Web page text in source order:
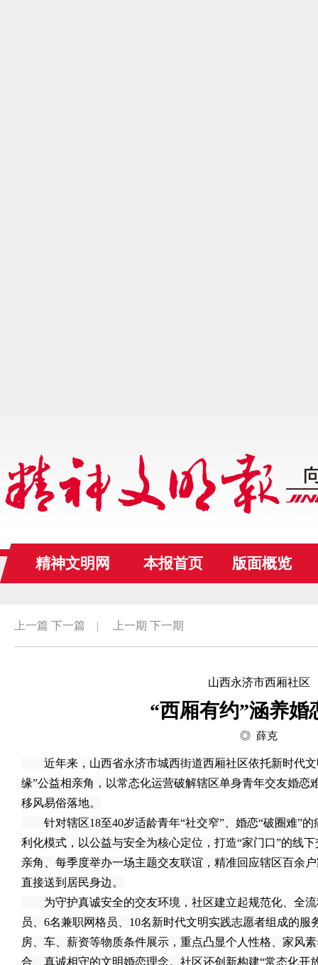
精神文明网 本报首页 版面概览
上一篇 下一篇 | 上一期 下一期
山西永济市西厢社区
“西厢有约”涵养婚
◎ 薛克
近年来，山西省永济市城西街道西厢社区依托新时代文
缘”公益相亲角，以常态化运营破解辖区单身青年交友婚恋
移风易俗落地。
针对辖区18至40岁适龄青年“社交窄”、婚恋“破圈难”的
利化模式，以公益与安全为核心定位，打造“家门口”的线
亲角、每季度举办一场主题交友联谊，精准回应辖区百余
直接送到居民身边。
为守护真诚安全的交友环境，社区建立起规范化、全流
员、6名兼职网格员、10名新时代文明实践志愿者组成的
房、车、薪资等物质条件展示，重点凸显个人性格、家风
合、真诚相守的文明婚恋理念。社区还创新构建“常态化开